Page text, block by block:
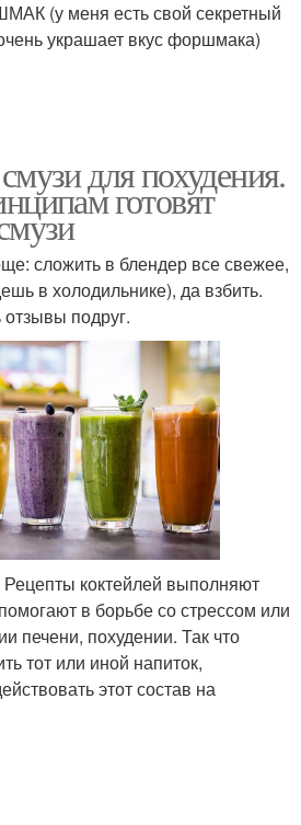
(у меня есть свой секретный
украшает вкус форшмака)
для похудения.
готовят
сложить в блендер все свежее,
в холодильнике), да взбить.
подруг.
коктейлей выполняют
в борьбе со стрессом или
печени, похудении. Так что
тот или иной напиток,
этот состав на